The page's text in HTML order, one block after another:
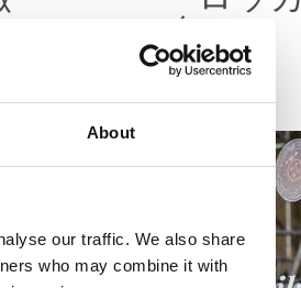
About
our traffic. We also share
who may combine it with
魂」